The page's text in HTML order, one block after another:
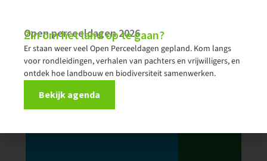
Open perceeldagen 2026
Zin om het land op te gaan?
Er staan weer veel Open Perceeldagen gepland. Kom langs
voor rondleidingen, verhalen van pachters en vrijwilligers, en
ontdek hoe landbouw en biodiversiteit samenwerken.
Bekijk agenda